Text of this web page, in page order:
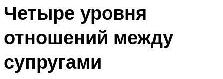
Четыре уровня
отношений между
супругами